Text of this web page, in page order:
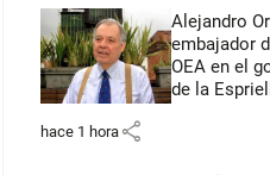
Alejandro
embajador
OEA en el
de la
hace 1 hora share